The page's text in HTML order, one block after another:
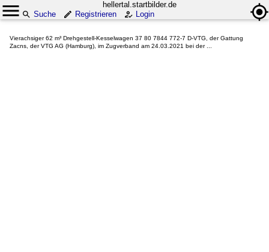
hellertal.startbilder.de
Suche
Registrieren Login
Vierachsiger 62 m³ Drehgestell-Kesselwagen 37 80 7844 772-7 D-VTG, der Gattung
Zacns, der VTG AG (Hamburg), im Zugverband am 24.03.2021 bei der ...